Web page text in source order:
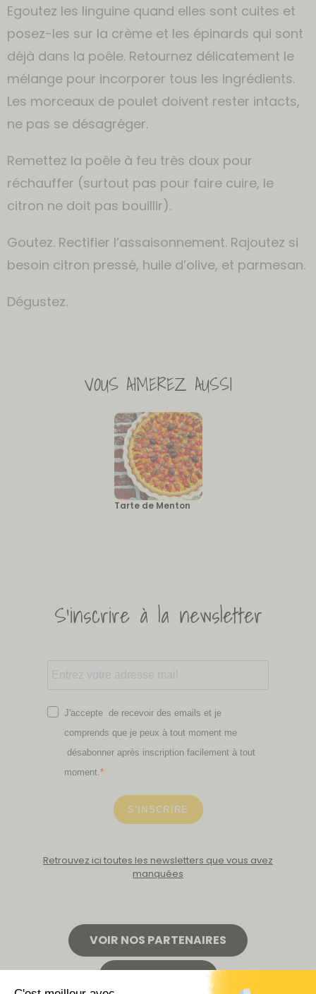
Egoutez les linguine quand elles sont cuites et
posez-les sur la crème et les épinards qui sont
déjà dans la poêle. Retournez délicatement le
mélange pour incorporer tous les ingrédients.
Les morceaux de poulet doivent rester intacts,
ne pas se désagréger.
Remettez la poêle à feu très doux pour
réchauffer (surtout pas pour faire cuire, le
citron ne doit pas bouillir).
Goutez. Rectifier l’assaisonnement. Rajoutez si
besoin citron pressé, huile d’olive, et parmesan.
Dégustez.
VOUS AIMEREZ AUSSI
Tarte de Menton
S'inscrire à la newsletter
J'accepte de recevoir des emails et je
comprends que je peux à tout moment me
désabonner après inscription facilement à tout
moment.
S'INSCRIRE
Retrouvez ici toutes les newsletters que vous avez
manquées
VOIR NOS PARTENAIRES